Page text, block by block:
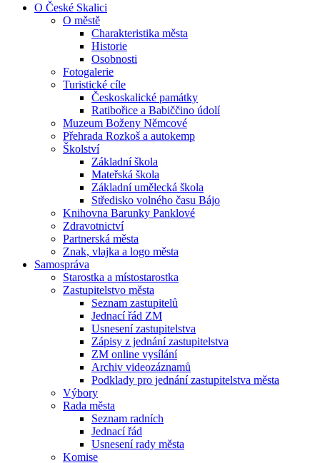
O České Skalici
O městě
Charakteristika města
Historie
Osobnosti
Fotogalerie
Turistické cíle
Českoskalické památky
Ratibořice a Babiččino údolí
Muzeum Boženy Němcové
Přehrada Rozkoš a autokemp
Školství
Základní škola
Mateřská škola
Základní umělecká škola
Středisko volného času Bájo
Knihovna Barunky Panklové
Zdravotnictví
Partnerská města
Znak, vlajka a logo města
Samospráva
Starostka a místostarostka
Zastupitelstvo města
Seznam zastupitelů
Jednací řád ZM
Usnesení zastupitelstva
Zápisy z jednání zastupitelstva
ZM online vysílání
Archiv videozáznamů
Podklady pro jednání zastupitelstva města
Výbory
Rada města
Seznam radních
Jednací řád
Usnesení rady města
Komise